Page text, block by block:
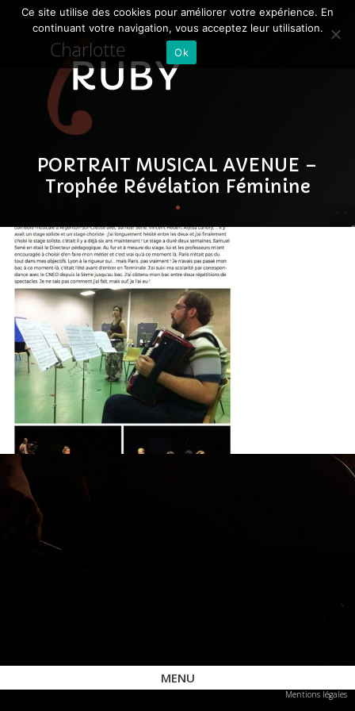
PORTRAIT MUSICAL AVENUE –
Trophée Révélation Féminine
MENU
Mentions légales
Ce site utilise des cookies pour améliorer votre expérience. En
continuant votre navigation, vous acceptez leur utilisation.
Ok